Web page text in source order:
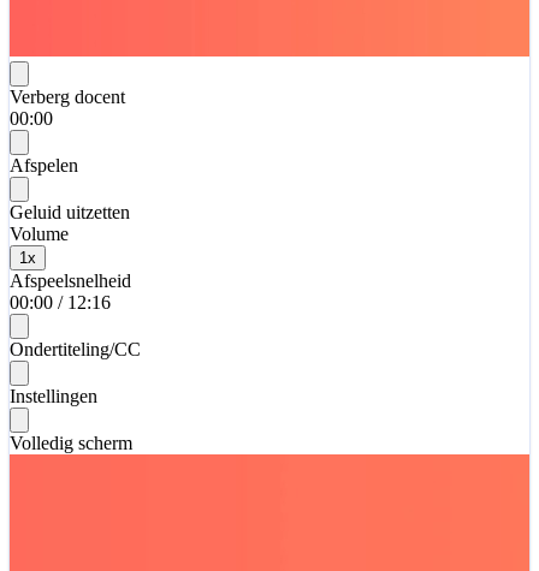
Verberg docent
00:00
Afspelen
Geluid uitzetten
Volume
1x
Afspeelsnelheid
00:00 / 12:16
Ondertiteling/CC
Instellingen
Volledig scherm